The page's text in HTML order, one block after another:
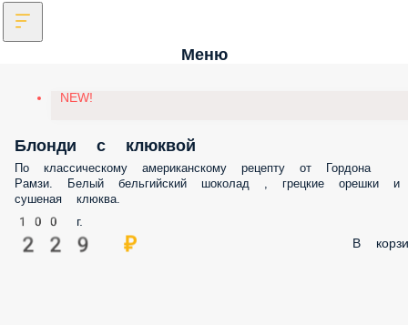
Меню
NEW!
Блонди с клюквой
По классическому американскому рецепту от Гордона
Рамзи. Белый бельгийский шоколад , грецкие орешки и
сушеная клюква.
100 г.
229 ₽ В